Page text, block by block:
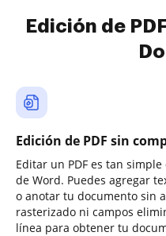
Edición de
Edición de PDF sin
Editar un PDF es tan
de Word. Puedes agregar
o anotar tu documento sin
rasterizado ni campos
línea para obtener tu